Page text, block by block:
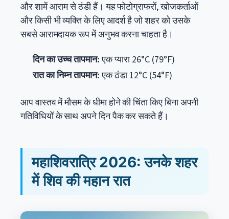
और शामें आराम से ठंडी हैं। यह फोटोग्राफरों, खोजकर्ताओं
और किसी भी व्यक्ति के लिए आदर्श है जो शहर को उसके
सबसे आरामदायक रूप में अनुभव करना चाहता है।
दिन का उच्च तापमान:एक प्यारा 26°C (79°F)
रात का निम्न तापमान:एक ठंडा 12°C (54°F)
आप वास्तव में मौसम के धीमा होने की चिंता किए बिना अपनी
गतिविधियों के साथ अपने दिन पैक कर सकते हैं।
महाशिवरात्रि 2026: उनके शहर
में शिव की महान रात